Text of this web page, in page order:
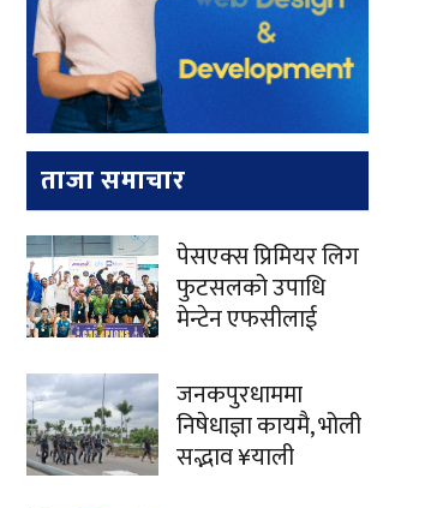
ताजा समाचार
पेसएक्स प्रिमियर लिग
फुटसलको उपाधि
मेन्टेन एफसीलाई
जनकपुरधाममा
निषेधाज्ञा कायमै, भोली
सद्भाव ¥याली